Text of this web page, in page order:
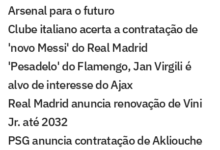
Arsenal para o futuro
Clube italiano acerta a contratação de
'novo Messi' do Real Madrid
'Pesadelo' do Flamengo, Jan Virgili é
alvo de interesse do Ajax
Real Madrid anuncia renovação de Vini
Jr. até 2032
PSG anuncia contratação de Akliouche